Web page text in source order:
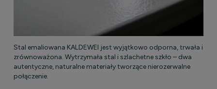
Stal emaliowana KALDEWEI jest wyjątkowo odporna, trwała i
zrównoważona. Wytrzymała stal i szlachetne szkło – dwa
autentyczne, naturalne materiały tworzące nierozerwalne
połączenie.